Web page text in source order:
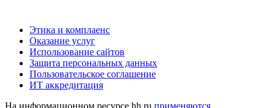
Этика и комплаенс
Оказание услуг
Использование сайтов
Защита персональных данных
Пользовательское соглашение
ИТ аккредитация